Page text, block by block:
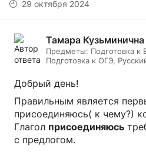
29 октября 2024
Тамара Кузьминична
Предметы: Подготовка к
Подготовка к ОГЭ,
Добрый день!
Правильным является
присоединяюсь( к чему?)
Глагол присоединяюсь
с предлогом.